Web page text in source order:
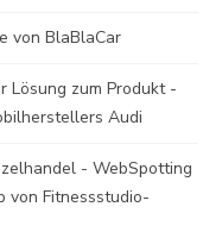
von BlaBlaCar
Lösung zum Produkt -
Audi
- WebSpotting
von Fitnessstudio-